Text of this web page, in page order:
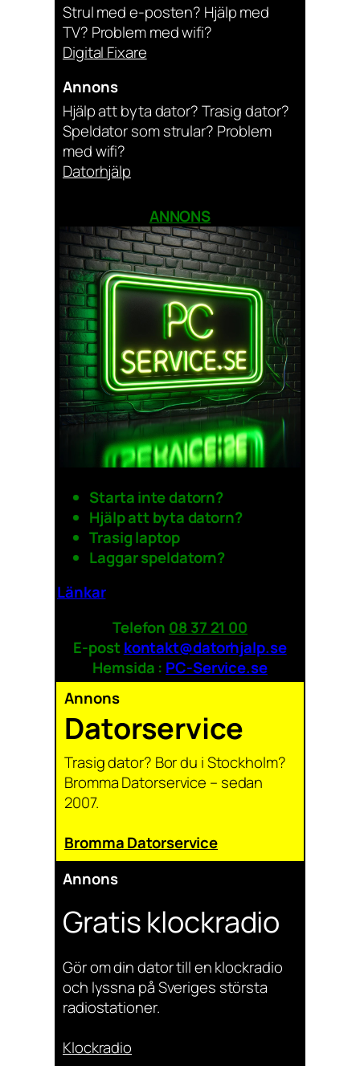
Strul med e-posten? Hjälp med
TV? Problem med wifi?
Digital Fixare
Annons
Hjälp att byta dator? Trasig dator?
Speldator som strular? Problem
med wifi?
Datorhjälp
ANNONS
Starta inte datorn?
Hjälp att byta datorn?
Trasig laptop
Laggar speldatorn?
Länkar
Telefon 08 37 21 00
E-post kontakt@datorhjalp.se
Hemsida : PC-Service.se
Annons
Datorservice
Trasig dator? Bor du i Stockholm?
Bromma Datorservice – sedan
2007.
Bromma Datorservice
Annons
Gratis klockradio
Gör om din dator till en klockradio
och lyssna på Sveriges största
radiostationer.
Klockradio